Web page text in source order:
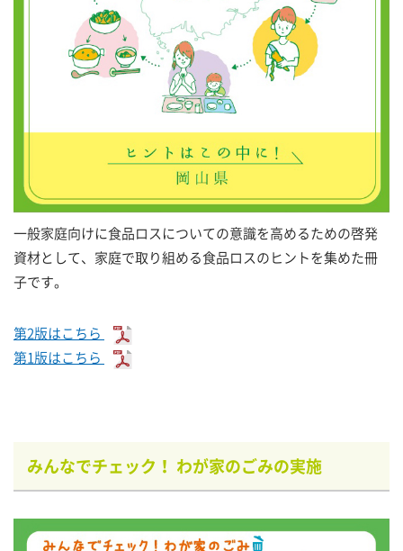
一般家庭向けに食品ロスについての意識を高めるための啓発
資材として、家庭で取り組める食品ロスのヒントを集めた冊
子です。
第2版はこちら
第1版はこちら
みんなでチェック！ わが家のごみの実施